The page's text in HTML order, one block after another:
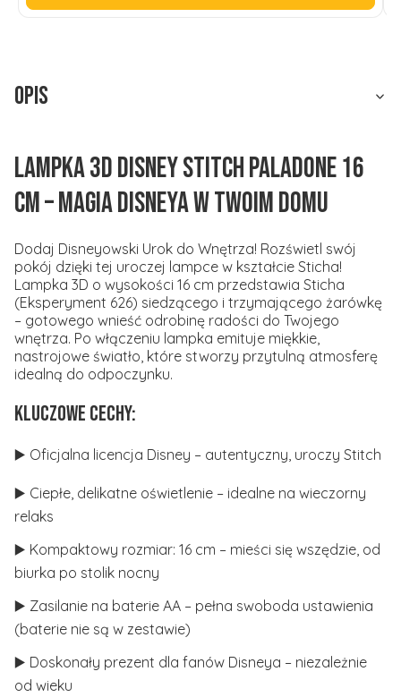
Opis
Lampka 3D Disney Stitch Paladone 16
cm – Magia Disneya w Twoim Domu
Dodaj Disneyowski Urok do Wnętrza! Rozświetl swój
pokój dzięki tej uroczej lampce w kształcie Sticha!
Lampka 3D o wysokości 16 cm przedstawia Sticha
(Eksperyment 626) siedzącego i trzymającego żarówkę
– gotowego wnieść odrobinę radości do Twojego
wnętrza. Po włączeniu lampka emituje miękkie,
nastrojowe światło, które stworzy przytulną atmosferę
idealną do odpoczynku.
Kluczowe cechy:
▶️ Oficjalna licencja Disney – autentyczny, uroczy Stitch
▶️ Ciepłe, delikatne oświetlenie – idealne na wieczorny
relaks
▶️ Kompaktowy rozmiar: 16 cm – mieści się wszędzie, od
biurka po stolik nocny
▶️ Zasilanie na baterie AA – pełna swoboda ustawienia
(baterie nie są w zestawie)
▶️ Doskonały prezent dla fanów Disneya – niezależnie
od wieku